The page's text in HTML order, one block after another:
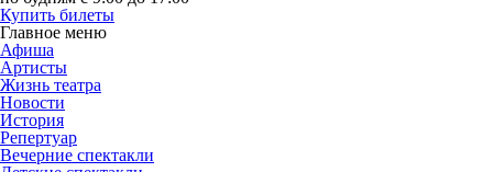
Купить билеты
Главное меню
Афиша
Артисты
Жизнь театра
Новости
История
Репертуар
Вечерние спектакли